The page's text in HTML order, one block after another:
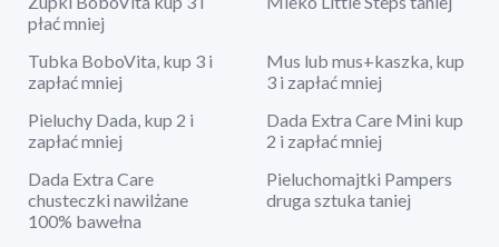
płać mniej
Tubka BoboVita, kup 3 i
zapłać mniej
Mus lub mus+kaszka, kup
3 i zapłać mniej
Pieluchy Dada, kup 2 i
zapłać mniej
Dada Extra Care Mini kup
2 i zapłać mniej
Dada Extra Care
chusteczki nawilżane
100% bawełna
Pieluchomajtki Pampers
druga sztuka taniej